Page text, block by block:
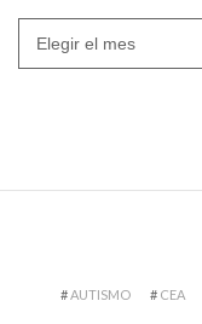
AUTISMO CEA